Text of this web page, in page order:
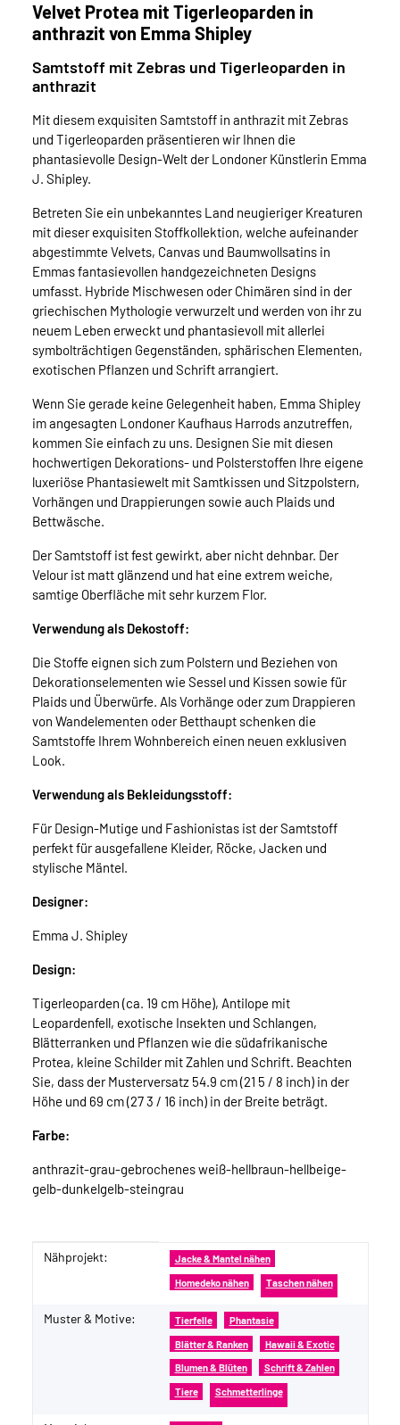
Velvet Protea mit Tigerleoparden in
anthrazit von Emma Shipley
Samtstoff mit Zebras und Tigerleoparden in
anthrazit
Mit diesem exquisiten Samtstoff in anthrazit mit Zebras
und Tigerleoparden präsentieren wir Ihnen die
phantasievolle Design-Welt der Londoner Künstlerin Emma
J. Shipley.
Betreten Sie ein unbekanntes Land neugieriger Kreaturen
mit dieser exquisiten Stoffkollektion, welche aufeinander
abgestimmte Velvets, Canvas und Baumwollsatins in
Emmas fantasievollen handgezeichneten Designs
umfasst. Hybride Mischwesen oder Chimären sind in der
griechischen Mythologie verwurzelt und werden von ihr zu
neuem Leben erweckt und phantasievoll mit allerlei
symbolträchtigen Gegenständen, sphärischen Elementen,
exotischen Pflanzen und Schrift arrangiert.
Wenn Sie gerade keine Gelegenheit haben, Emma Shipley
im angesagten Londoner Kaufhaus Harrods anzutreffen,
kommen Sie einfach zu uns. Designen Sie mit diesen
hochwertigen Dekorations- und Polsterstoffen Ihre eigene
luxeriöse Phantasiewelt mit Samtkissen und Sitzpolstern,
Vorhängen und Drappierungen sowie auch Plaids und
Bettwäsche.
Der Samtstoff ist fest gewirkt, aber nicht dehnbar. Der
Velour ist matt glänzend und hat eine extrem weiche,
samtige Oberfläche mit sehr kurzem Flor.
Verwendung als Dekostoff:
Die Stoffe eignen sich zum Polstern und Beziehen von
Dekorationselementen wie Sessel und Kissen sowie für
Plaids und Überwürfe. Als Vorhänge oder zum Drappieren
von Wandelementen oder Betthaupt schenken die
Samtstoffe Ihrem Wohnbereich einen neuen exklusiven
Look.
Verwendung als Bekleidungsstoff:
Für Design-Mutige und Fashionistas ist der Samtstoff
perfekt für ausgefallene Kleider, Röcke, Jacken und
stylische Mäntel.
Designer:
Emma J. Shipley
Design:
Tigerleoparden (ca. 19 cm Höhe), Antilope mit
Leopardenfell, exotische Insekten und Schlangen,
Blätterranken und Pflanzen wie die südafrikanische
Protea, kleine Schilder mit Zahlen und Schrift. Beachten
Sie, dass der Musterversatz 54.9 cm (21 5 / 8 inch) in der
Höhe und 69 cm (27 3 / 16 inch) in der Breite beträgt.
Farbe:
anthrazit-grau-gebrochenes weiß-hellbraun-hellbeige-
gelb-dunkelgelb-steingrau
Produkteigenschaft
Wert
Nähprojekt: Jacke & Mantel nähen
Homedeko nähen Taschen nähen
Muster & Motive: Tierfelle Phantasie
Blätter & Ranken Hawaii & Exotic
Blumen & Blüten Schrift & Zahlen
Tiere Schmetterlinge